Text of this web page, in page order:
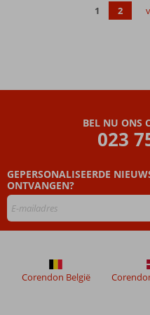
ook
mogelijk
1 2
BEL NU ONS
023
GEPERSONALISEERDE
ONTVANGEN?
Corendon België